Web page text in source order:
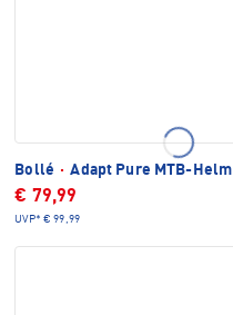
Bollé · Adapt Pure MTB-Helm
€ 79,99
UVP* € 99,99